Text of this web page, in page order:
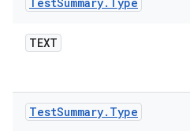
TEXT
TestSummary. Type